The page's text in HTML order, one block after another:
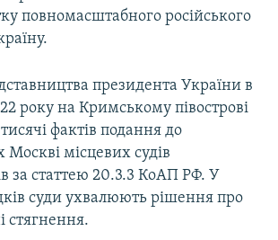
повномасштабного російського
президента України в
року на Кримському півострові
фактів подання до
Москві місцевих судів
за статтею 20.3.3 КоАП РФ. У
суди ухвалюють рішення про
стягнення.